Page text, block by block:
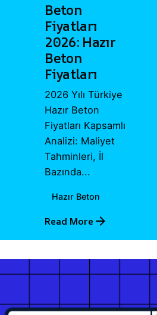
Beton
Fiyatları
2026: Hazır
Beton
Fiyatları
2026 Yılı Türkiye
Hazır Beton
Fiyatları Kapsamlı
Analizi: Maliyet
Tahminleri, İl
Bazında...
Hazır Beton
Read More